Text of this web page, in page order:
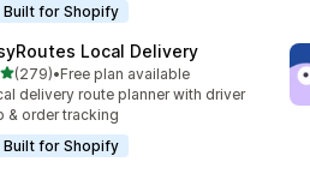
Built for Shopify
Local Delivery
de 5 estrelas
(279)
total de avaliações
•Free plan available
delivery route planner with driver
& order tracking
Built for Shopify